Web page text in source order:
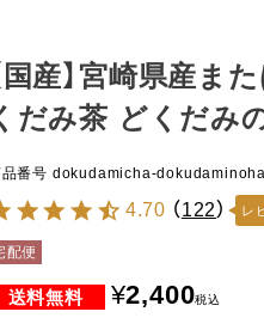
国産】宮崎県産ま
だみ茶 どくだみ
番号 dokudamicha-
4.70 （122） レ
配便
¥2,400税込